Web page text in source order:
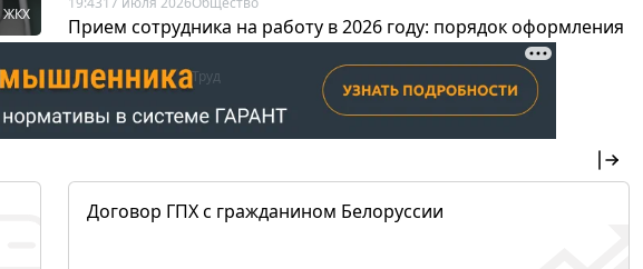
ЖКХ
Прием сотрудника на работу в 2026 году: порядок оформления
12:2822 июля 2026Труд
Договор ГПХ с гражданином Белоруссии